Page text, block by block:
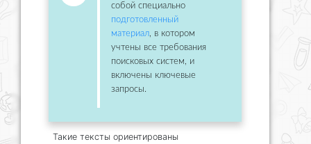
собой специально
подготовленный
материал, в котором
учтены все требования
поисковых систем, и
включены ключевые
запросы.
Такие тексты ориентированы